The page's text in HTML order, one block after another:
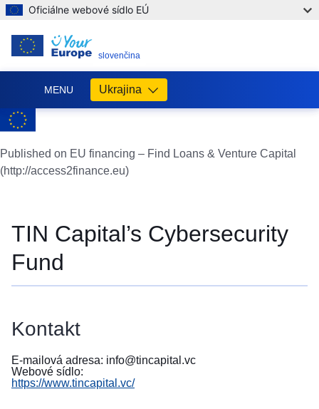
Oficiálne webové sídlo EÚ
slovenčina
MENU Ukrajina
Україні
з
України,
порятунку
Published on EU financing – Find Loans & Venture Capital
(http://access2finance.eu)
TIN Capital’s Cybersecurity
Fund
Kontakt
E-mailová adresa: info@tincapital.vc
Webové sídlo:
https://www.tincapital.vc/